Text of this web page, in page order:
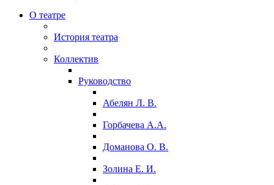
О театре
История театра
Коллектив
Руководство
Абелян Л. В.
Горбачева А.А.
Доманова О. В.
Золина Е. И.